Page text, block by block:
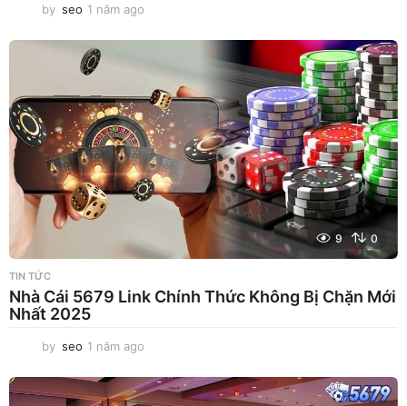
by seo 1 năm ago
ă
g
o
9 0
TIN TỨC
Nhà Cái 5679 Link Chính Thức Không Bị Chặn Mới
Nhất 2025
by seo 1 năm ago
ă
m